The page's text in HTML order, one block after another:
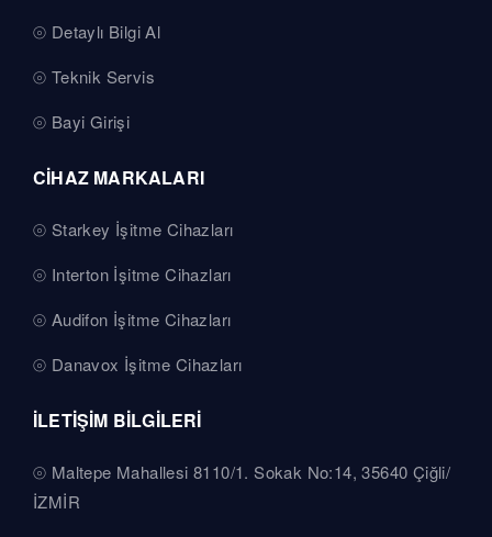
Detaylı Bilgi Al
Teknik Servis
Bayi Girişi
CİHAZ MARKALARI
Starkey İşitme Cihazları
Interton İşitme Cihazları
Audifon İşitme Cihazları
Danavox İşitme Cihazları
İLETİŞİM BİLGİLERİ
Maltepe Mahallesi 8110/1. Sokak No:14, 35640 Çiğli/
İZMİR